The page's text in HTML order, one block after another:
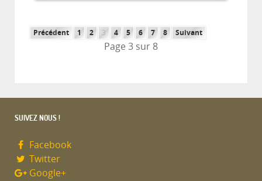
Précédent 1 2 3 4 5 6 7 8 Suivant
Page 3 sur 8
SUIVEZ NOUS !
Facebook
Twitter
Google+